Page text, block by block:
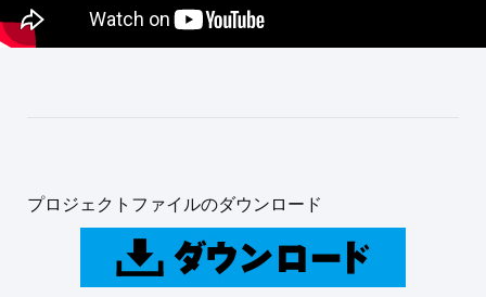
プロジェクトファイルのダウンロード